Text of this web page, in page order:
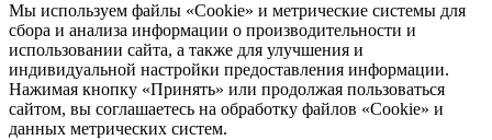
Мы используем файлы «Cookie» и метрические системы для
сбора и анализа информации о производительности и
использовании сайта, а также для улучшения и
индивидуальной настройки предоставления информации.
Нажимая кнопку «Принять» или продолжая пользоваться
сайтом, вы соглашаетесь на обработку файлов «Cookie» и
данных метрических систем.